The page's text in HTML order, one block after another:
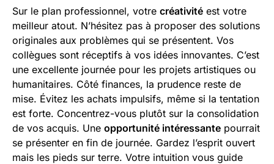
Sur le plan professionnel, votre créativité est votre
meilleur atout. N’hésitez pas à proposer des solutions
originales aux problèmes qui se présentent. Vos
collègues sont réceptifs à vos idées innovantes. C’est
une excellente journée pour les projets artistiques ou
humanitaires. Côté finances, la prudence reste de
mise. Évitez les achats impulsifs, même si la tentation
est forte. Concentrez-vous plutôt sur la consolidation
de vos acquis. Une opportunité intéressante pourrait
se présenter en fin de journée. Gardez l’esprit ouvert
mais les pieds sur terre. Votre intuition vous guide